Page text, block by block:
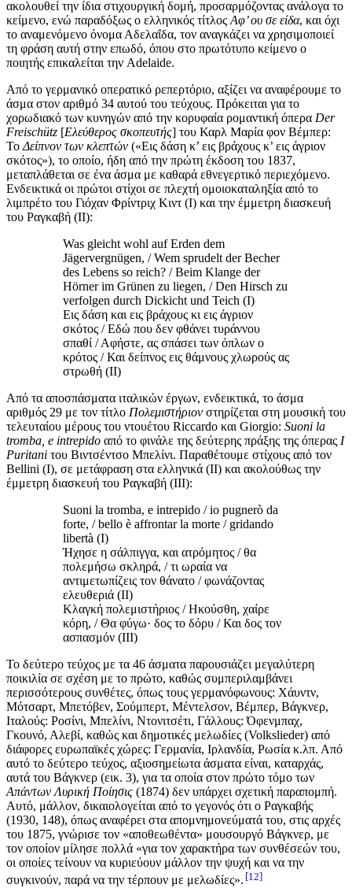
ακολουθεί την ίδια στιχουργική δομή, προσαρμόζοντας ανάλογα το
κείμενο, ενώ παραδόξως ο ελληνικός τίτλος Αφ’ ου σε είδα, και όχι
το αναμενόμενο όνομα Αδελαΐδα, τον αναγκάζει να χρησιμοποιεί
τη φράση αυτή στην επωδό, όπου στο πρωτότυπο κείμενο ο
ποιητής επικαλείται την Adelaide.
Από το γερμανικό οπερατικό ρεπερτόριο, αξίζει να αναφέρουμε το
άσμα στον αριθμό 34 αυτού του τεύχους. Πρόκειται για το
χορωδιακό των κυνηγών από την κορυφαία ρομαντική όπερα Der
Freischütz [Ελεύθερος σκοπευτής] του Καρλ Μαρία φον Βέμπερ:
Το Δείπνον των κλεπτών («Εις δάση κ’ εις βράχους κ’ εις άγριον
σκότος»), το οποίο, ήδη από την πρώτη έκδοση του 1837,
μεταπλάθεται σε ένα άσμα με καθαρά εθνεγερτικό περιεχόμενο.
Ενδεικτικά οι πρώτοι στίχοι σε πλεχτή ομοιοκαταληξία από το
λιμπρέτο του Γιόχαν Φρίντριχ Κιντ (Ι) και την έμμετρη διασκευή
του Ραγκαβή (ΙΙ):
Was gleicht wohl auf Erden dem
Jägervergnügen, / Wem sprudelt der Becher
des Lebens so reich? / Beim Klange der
Hörner im Grünen zu liegen, / Den Hirsch zu
verfolgen durch Dickicht und Teich (Ι)
Εις δάση και εις βράχους κι εις άγριον
σκότος / Εδώ που δεν φθάνει τυράννου
σπαθί / Αφήστε, ας σπάσει των όπλων ο
κρότος / Και δείπνος εις θάμνους χλωρούς ας
στρωθή (ΙΙ)
Από τα αποσπάσματα ιταλικών έργων, ενδεικτικά, το άσμα
αριθμός 29 με τον τίτλο Πολεμιστήριον στηρίζεται στη μουσική του
τελευταίου μέρους του ντουέτου Riccardo και Giorgio: Suoni la
tromba e intrepido από το φινάλε της δεύτερης πράξης της όπερας I
Puritani του Βιντσέντσο Μπελίνι. Παραθέτουμε στίχους από τον
Bellini (Ι), σε μετάφραση στα ελληνικά (ΙΙ) και ακολούθως την
έμμετρη διασκευή του Ραγκαβή (ΙΙΙ):
Suoni la tromba, e intrepido / io pugnerò da
forte, / bello è affrontar la morte / gridando
libertà (Ι)
Ήχησε η σάλπιγγα, και ατρόμητος / θα
πολεμήσω σκληρά, / τι ωραία να
αντιμετωπίζεις τον θάνατο / φωνάζοντας
ελευθεριά (ΙΙ)
Κλαγκή πολεμιστήριος / Ηκούσθη, χαίρε
κόρη, / Θα φύγω· δος το δόρυ / Και δος τον
ασπασμόν (ΙΙΙ)
Το δεύτερο τεύχος με τα 46 άσματα παρουσιάζει μεγαλύτερη
ποικιλία σε σχέση με το πρώτο, καθώς συμπεριλαμβάνει
περισσότερους συνθέτες, όπως τους γερμανόφωνους: Χάυντν,
Μότσαρτ, Μπετόβεν, Σούμπερτ, Μέντελσον, Βέμπερ, Βάγκνερ,
Ιταλούς: Ροσίνι, Μπελίνι, Ντονιτσέτι, Γάλλους: Όφενμπαχ,
Γκουνό, Αλεβί, καθώς και δημοτικές μελωδίες (Volkslieder) από
διάφορες ευρωπαϊκές χώρες: Γερμανία, Ιρλανδία, Ρωσία κ.λπ. Από
αυτό το δεύτερο τεύχος, αξιοσημείωτα άσματα είναι, καταρχάς,
αυτά του Βάγκνερ (εικ. 3), για τα οποία στον πρώτο τόμο των
Απάντων Λυρική Ποίησις (1874) δεν υπάρχει σχετική παραπομπή.
Αυτό, μάλλον, δικαιολογείται από το γεγονός ότι ο Ραγκαβής
(1930, 148), όπως αναφέρει στα απομνημονεύματά του, στις αρχές
του 1875, γνώρισε τον «αποθεωθέντα» μουσουργό Βάγκνερ, με
τον οποίον μίλησε πολλά «για τον χαρακτήρα των συνθέσεών του,
οι οποίες τείνουν να κυριεύουν μάλλον την ψυχή και να την
συγκινούν, παρά να την τέρπουν με μελωδίες». 12